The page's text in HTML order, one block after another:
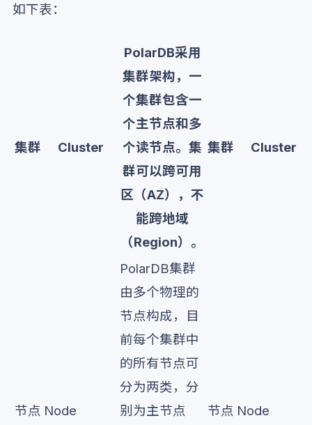
如下表：
集群 Cluster
PolarDB采用
集群架构，一
个集群包含一
个主节点和多
个读节点。集
群可以跨可用
区（AZ），不
能跨地域
（Region）。
集群 Cluster
节点 Node
PolarDB集群
由多个物理的
节点构成，目
前每个集群中
的所有节点可
分为两类，分
别为主节点
节点 Node